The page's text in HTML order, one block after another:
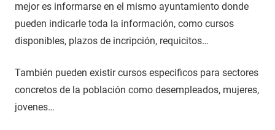
mejor es informarse en el mismo ayuntamiento donde
pueden indicarle toda la información, como cursos
disponibles, plazos de incripción, requicitos…
También pueden existir cursos especificos para sectores
concretos de la población como desempleados, mujeres,
jovenes…